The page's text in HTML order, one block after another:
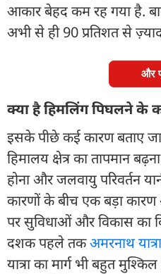
आकार बेहद कम रह गया है.
अभी से ही 90 प्रतिशत से
और
क्या है हिमलिंग पिघलने के
इसके पीछे कई कारण बताए जा
हिमालय क्षेत्र का तापमान
होना और जलवायु परिवर्तन
कारणों के बीच एक बड़ा
पर सुविधाओं और विकास का
दशक पहले तकअमरनाथ यात्रा
यात्रा का मार्ग भी बहुत